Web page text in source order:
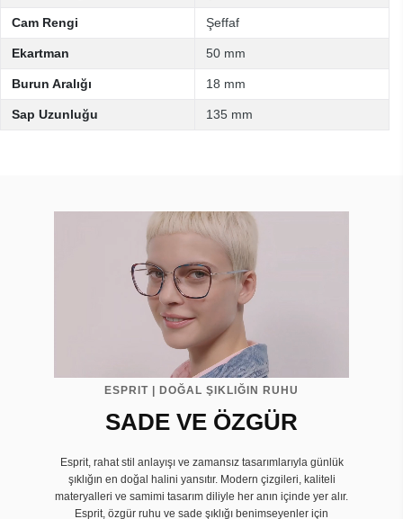
Cam Rengi Şeffaf
Ekartman 50 mm
Burun Aralığı 18 mm
Sap Uzunluğu 135 mm
ESPRIT | DOĞAL ŞIKLIĞIN RUHU
SADE VE ÖZGÜR
Esprit, rahat stil anlayışı ve zamansız tasarımlarıyla günlük
şıklığın en doğal halini yansıtır. Modern çizgileri, kaliteli
materyalleri ve samimi tasarım diliyle her anın içinde yer alır.
Esprit, özgür ruhu ve sade şıklığı benimseyenler için